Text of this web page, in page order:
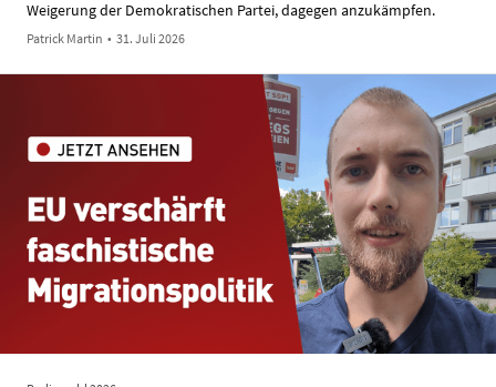
Weigerung der Demokratischen Partei, dagegen anzukämpfen.
Patrick Martin • 31. Juli 2026